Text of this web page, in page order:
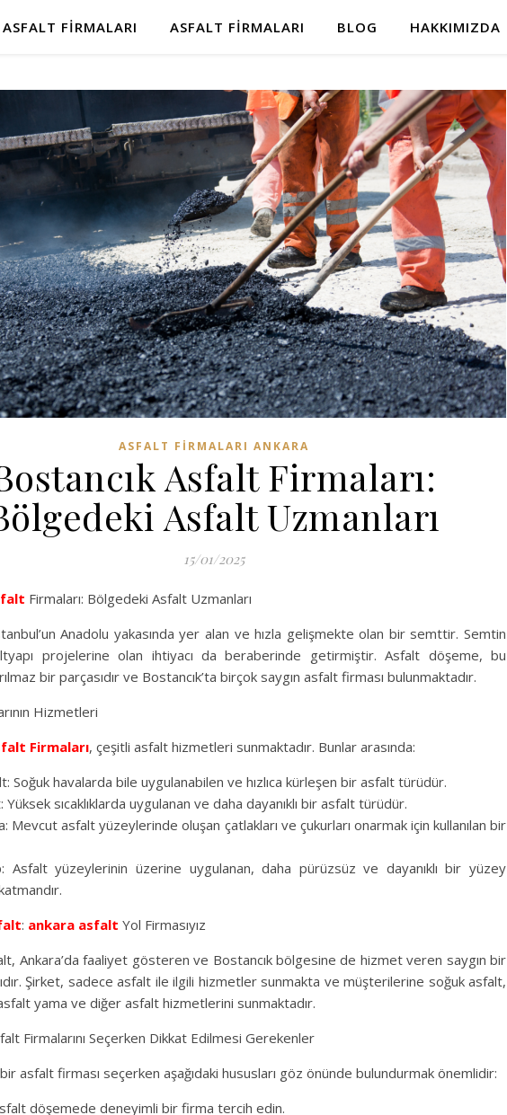
FIRMALARI ASFALT FIRMALARI BLOG HAKKIMIZDA
ASFALT FIRMALARI ANKARA
Asfalt Firmaları:
Asfalt Uzmanları
15/01/2025
Firmaları: Bölgedeki Asfalt Uzmanları
Anadolu yakasında yer alan ve hızla gelişmekte olan bir semttir. Semtin
projelerine olan ihtiyacı da beraberinde getirmiştir. Asfalt döşeme, bu
bir parçasıdır ve Bostancık’ta birçok saygın asfalt firması bulunmaktadır.
Hizmetleri
Firmaları, çeşitli asfalt hizmetleri sunmaktadır. Bunlar arasında:
Soğuk havalarda bile uygulanabilen ve hızlıca kürleşen bir asfalt türüdür.
Yüksek sıcaklıklarda uygulanan ve daha dayanıklı bir asfalt türüdür.
Mevcut asfalt yüzeylerinde oluşan çatlakları ve çukurları onarmak için kullanılan bir
Asfalt yüzeylerinin üzerine uygulanan, daha pürüzsüz ve dayanıklı bir yüzey
: ankara asfalt Yol Firmasıyız
Ankara’da faaliyet gösteren ve Bostancık bölgesine de hizmet veren saygın bir
Şirket, sadece asfalt ile ilgili hizmetler sunmakta ve müşterilerine soğuk asfalt,
yama ve diğer asfalt hizmetlerini sunmaktadır.
Firmalarını Seçerken Dikkat Edilmesi Gerekenler
bir asfalt firması seçerken aşağıdaki hususları göz önünde bulundurmak önemlidir:
döşemede deneyimli bir firma tercih edin.